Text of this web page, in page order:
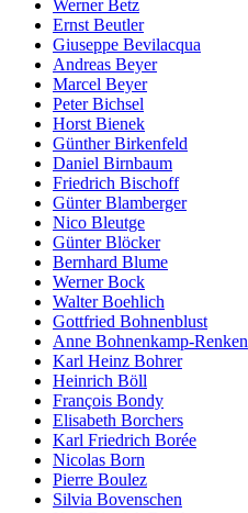
Werner Betz
Ernst Beutler
Giuseppe Bevilacqua
Andreas Beyer
Marcel Beyer
Peter Bichsel
Horst Bienek
Günther Birkenfeld
Daniel Birnbaum
Friedrich Bischoff
Günter Blamberger
Nico Bleutge
Günter Blöcker
Bernhard Blume
Werner Bock
Walter Boehlich
Gottfried Bohnenblust
Anne Bohnenkamp-Renken
Karl Heinz Bohrer
Heinrich Böll
François Bondy
Elisabeth Borchers
Karl Friedrich Borée
Nicolas Born
Pierre Boulez
Silvia Bovenschen